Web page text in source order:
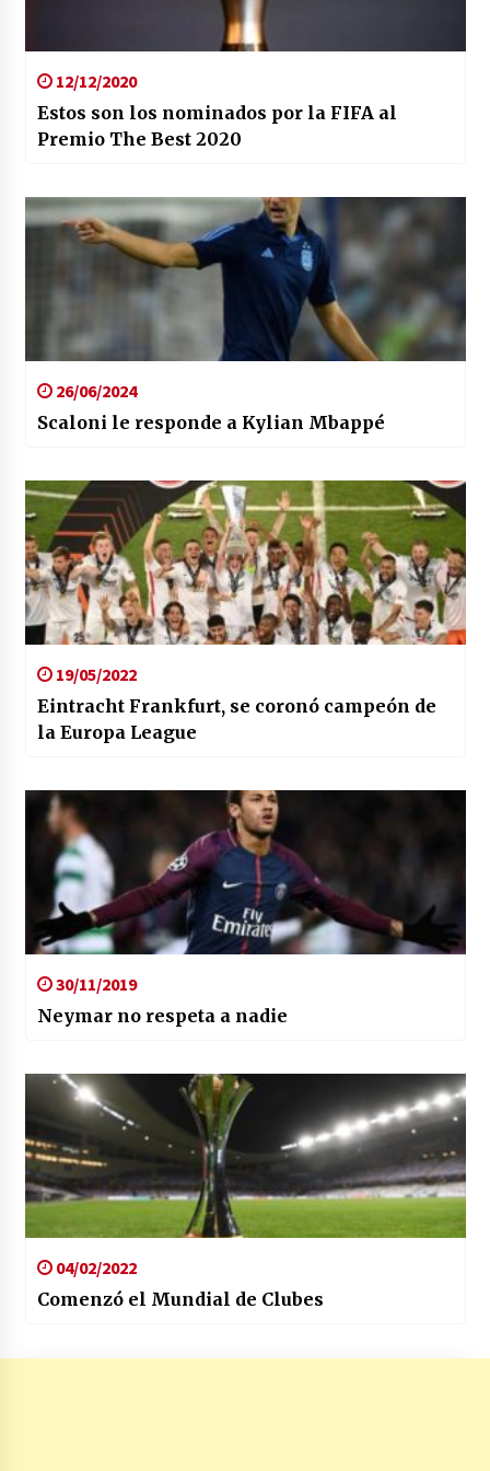
12/12/2020
Estos son los nominados por la FIFA al
Premio The Best 2020
26/06/2024
Scaloni le responde a Kylian Mbappé
19/05/2022
Eintracht Frankfurt, se coronó campeón de
la Europa League
30/11/2019
Neymar no respeta a nadie
04/02/2022
Comenzó el Mundial de Clubes